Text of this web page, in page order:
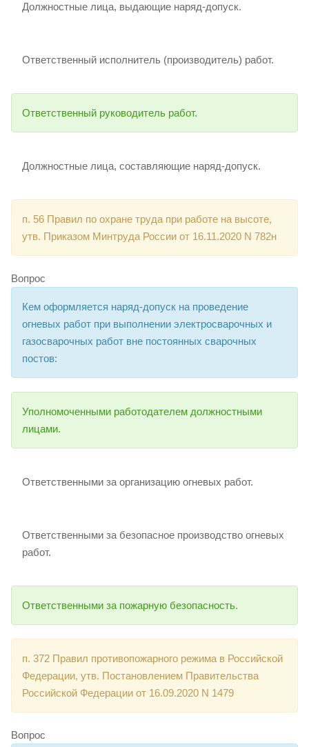
Должностные лица, выдающие наряд-допуск.
Ответственный исполнитель (производитель) работ.
Ответственный руководитель работ.
Должностные лица, составляющие наряд-допуск.
п. 56 Правил по охране труда при работе на высоте,
утв. Приказом Минтруда России от 16.11.2020 N 782н
Вопрос
Кем оформляется наряд-допуск на проведение
огневых работ при выполнении электросварочных и
газосварочных работ вне постоянных сварочных
постов:
Уполномоченными работодателем должностными
лицами.
Ответственными за организацию огневых работ.
Ответственными за безопасное производство огневых
работ.
Ответственными за пожарную безопасность.
п. 372 Правил противопожарного режима в Российской
Федерации, утв. Постановлением Правительства
Российской Федерации от 16.09.2020 N 1479
Вопрос